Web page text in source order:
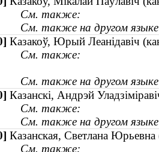
См. также:
См. также на другом
Казакоў, Юрый Леанідавіч
См. также:
См. также на другом
Казанскі, Андрэй
См. также:
См. также на другом
Казанская, Светлана
См. также: